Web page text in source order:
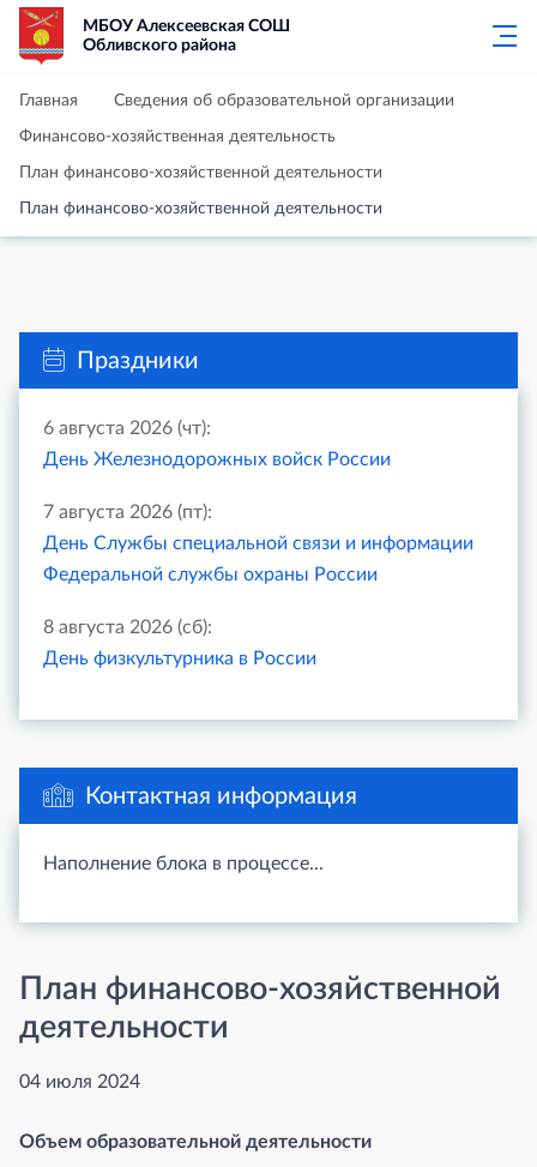
МБОУ Алексеевская СОШ
Обливского района
Главная Сведения об образовательной организации
Финансово-хозяйственная деятельность
План финансово-хозяйственной деятельности
План финансово-хозяйственной деятельности
Праздники
6 августа 2026 (чт):
День Железнодорожных войск России
7 августа 2026 (пт):
День Службы специальной связи и информации
Федеральной службы охраны России
8 августа 2026 (сб):
День физкультурника в России
Контактная информация
Наполнение блока в процессе...
План финансово-хозяйственной
деятельности
04 июля 2024
Объем образовательной деятельности